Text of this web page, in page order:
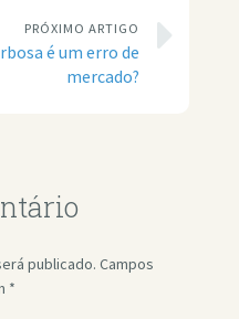
PRÓXIMO ARTIGO
é um erro de
mercado?
publicado. Campos
*